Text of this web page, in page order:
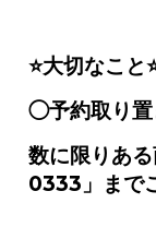
⭐️大切なこと
◯予約取り置
数に限りあ
0333 」まで